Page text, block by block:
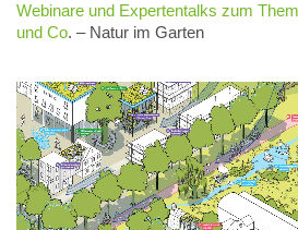
Webinare und Expertentalks zum
und Co. – Natur im Garten